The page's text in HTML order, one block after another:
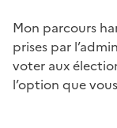
Mon parcours
prises par
voter aux
l’option que